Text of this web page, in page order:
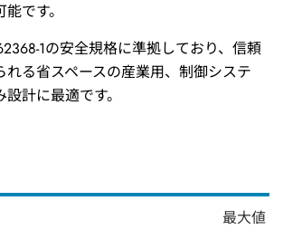
です。
1の安全規格に準拠しており、信頼
れる省スペースの産業用、制御システ
計に最適です。
最大値